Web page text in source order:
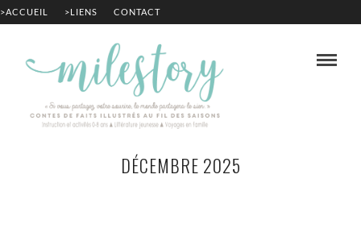
>ACCUEIL >LIENS CONTACT
DÉCEMBRE 2025